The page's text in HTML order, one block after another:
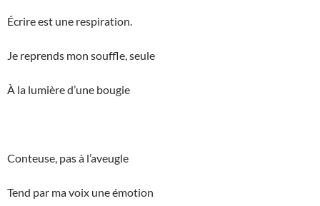
Écrire est une respiration.
Je reprends mon souffle, seule
À la lumière d’une bougie
Conteuse, pas à l’aveugle
Tend par ma voix une émotion